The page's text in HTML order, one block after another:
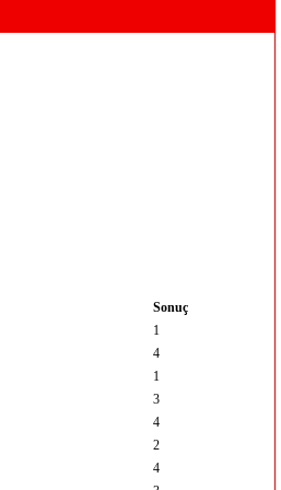
Sonuç
1
4
1
3
4
2
4